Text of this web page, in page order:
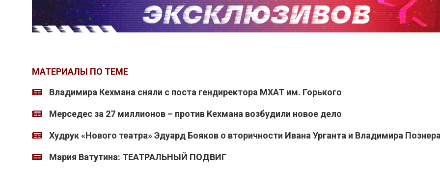
МАТЕРИАЛЫ ПО ТЕМЕ
Владимира Кехмана сняли с поста гендиректора МХАТ им. Горького
Мерседес за 27 миллионов – против Кехмана возбудили новое дело
Худрук «Нового театра» Эдуард Бояков о вторичности Ивана Урганта и Владимира
Мария Ватутина: ТЕАТРАЛЬНЫЙ ПОДВИГ